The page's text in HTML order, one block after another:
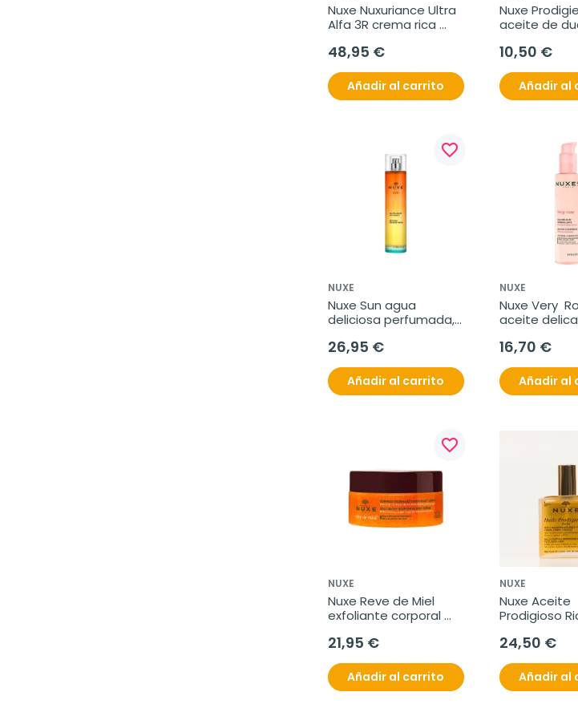
Nuxe Nuxuriance Ultra
Alfa 3R crema rica
48,95 €
Añadir al carrito
Nuxe
aceite de
10,50 €
Añadir al
favorite_border
NUXE
Nuxe Sun agua
deliciosa perfumada,
26,95 €
Añadir al carrito
NUXE
Nuxe Very
aceite
ml
16,70 €
Añadir al
favorite_border
NUXE
Nuxe Reve de Miel
exfoliante corporal
21,95 €
Añadir al carrito
NUXE
Nuxe Aceite
Prodigioso
24,50 €
Añadir al